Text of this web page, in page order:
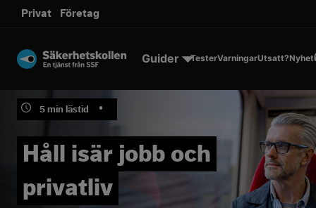
sms.
Privat Företag
Guider TesterVarningarUtsatt?
5 min lästid •
Håll isär jobb och
privatliv